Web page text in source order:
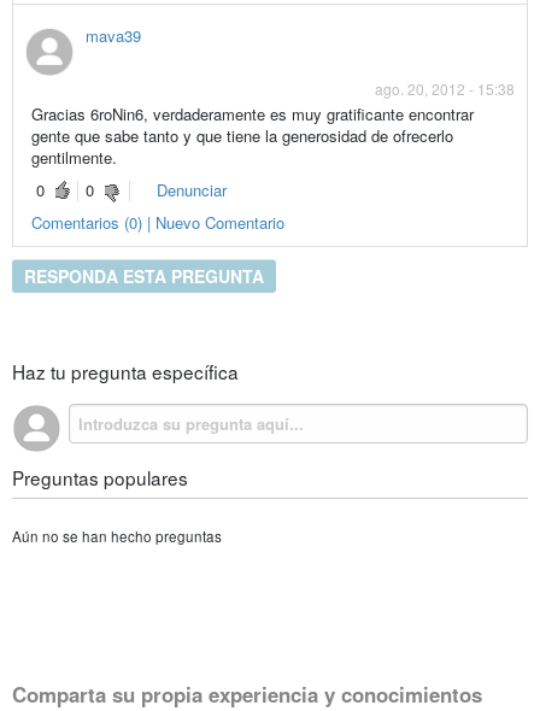
mava39
ago. 20, 2012 - 15:38
Gracias 6roNin6, verdaderamente es muy gratificante encontrar
gente que sabe tanto y que tiene la generosidad de ofrecerlo
gentilmente.
0
0
Denunciar
Comentarios (0) | Nuevo Comentario
RESPONDA ESTA PREGUNTA
Haz tu pregunta específica
Preguntas populares
Aún no se han hecho preguntas
Comparta su propia experiencia y conocimientos